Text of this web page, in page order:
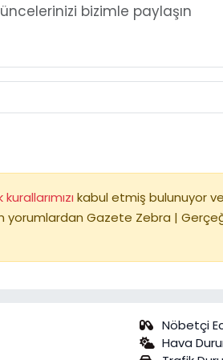
kabul etmiş bulunuyor
yorumlardan Gazete Zebra |
Nöbetçi
Hava